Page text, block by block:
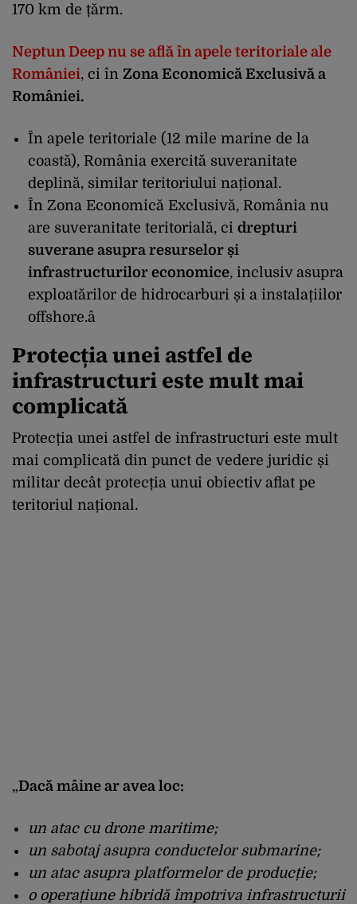
170 km de țărm.
Neptun Deep nu se află în apele teritoriale ale
României, ci în Zona Economică Exclusivă a
României.
În apele teritoriale (12 mile marine de la
coastă), România exercită suveranitate
deplină, similar teritoriului național.
În Zona Economică Exclusivă, România nu
are suveranitate teritorială, ci drepturi
suverane asupra resurselor și
infrastructurilor economice, inclusiv asupra
exploatărilor de hidrocarburi și a instalațiilor
offshore.â
Protecția unei astfel de
infrastructuri este mult mai
complicată
Protecția unei astfel de infrastructuri este mult
mai complicată din punct de vedere juridic și
militar decât protecția unui obiectiv aflat pe
teritoriul național.
„Dacă mâine ar avea loc:
un atac cu drone maritime;
un sabotaj asupra conductelor submarine;
un atac asupra platformelor de producție;
o operațiune hibridă împotriva infrastructurii